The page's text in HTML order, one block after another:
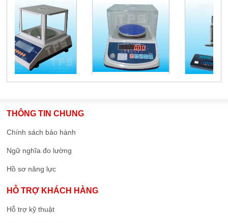
THÔNG TIN CHUNG
Chính sách bảo hành
Ngữ nghĩa đo lường
Hồ sơ năng lực
HỖ TRỢ KHÁCH HÀNG
Hỗ trợ kỹ thuật